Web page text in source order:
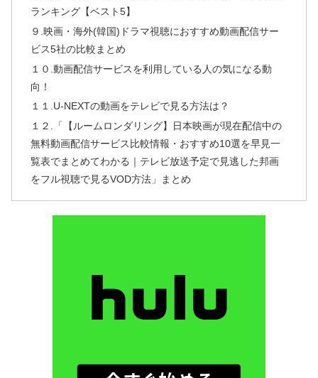
ランキング【ベスト5】
９.映画・海外(韓国)ドラマ視聴におすすめ動画配信サー
ビス5社の比較まとめ
１０.動画配信サービスを利用している人の気になる動
向！
１１.U-NEXTの動画をテレビで見る方法は？
１２.「【ルームロンダリング】日本映画が現在配信中の
無料動画配信サービス比較情報・おすすめ10選を早見一
覧表でまとめてわかる｜テレビ放送予定で見逃した邦画
をフル視聴で見るVOD方法」まとめ